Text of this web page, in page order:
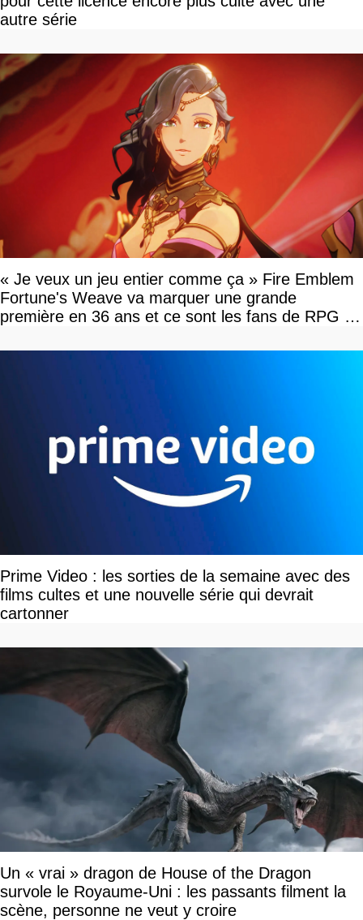
autre série
« Je veux un jeu entier comme ça » Fire Emblem
Fortune's Weave va marquer une grande
première en 36 ans et ce sont les fans de RPG en
Prime Video : les sorties de la semaine avec des
films cultes et une nouvelle série qui devrait
cartonner
Un « vrai » dragon de House of the Dragon
survole le Royaume-Uni : les passants filment la
scène, personne ne veut y croire